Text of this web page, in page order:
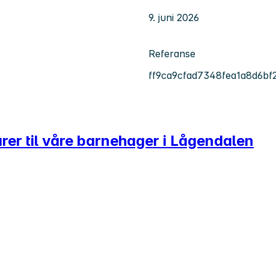
9. juni 2026
Referanse
til våre barnehager i Lågendalen